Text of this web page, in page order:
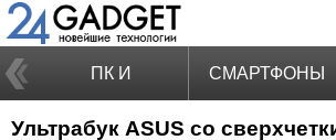
ПК И
НОУТБУКИ
СМАРТФОНЫ
Ультрабук ASUS со